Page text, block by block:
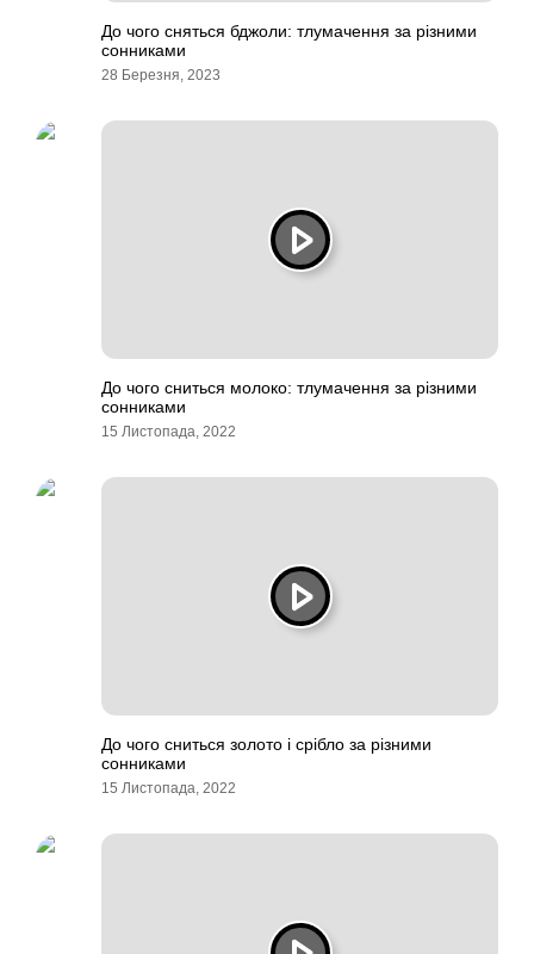
До чого сняться бджоли: тлумачення за різними
сонниками
28 Березня, 2023
До чого сниться молоко: тлумачення за різними
сонниками
15 Листопада, 2022
До чого сниться золото і срібло за різними
сонниками
15 Листопада, 2022